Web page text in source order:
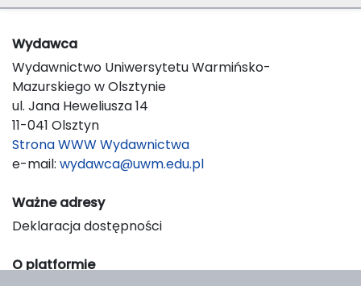
Wydawca
Wydawnictwo Uniwersytetu Warmińsko-
Mazurskiego w Olsztynie
ul. Jana Heweliusza 14
11-041 Olsztyn
Strona WWW Wydawnictwa
e-mail: wydawca@uwm.edu.pl
Ważne adresy
Deklaracja dostępności
O platformie